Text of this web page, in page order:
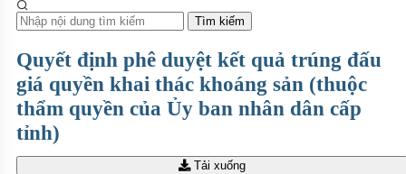
Tìm kiếm
Quyết định phê duyệt kết quả trúng đấu
giá quyền khai thác khoáng sản (thuộc
thẩm quyền của Ủy ban nhân dân cấp
tỉnh)
Tải xuống